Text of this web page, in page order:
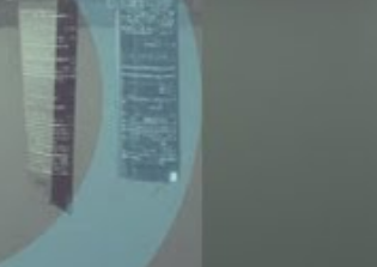
– Surfin’
Littératurock !!!